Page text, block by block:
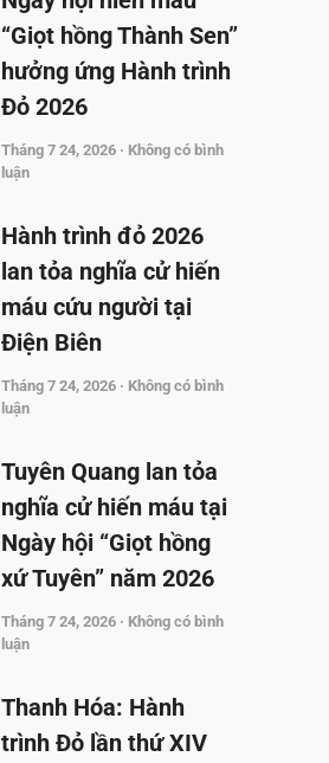
“Giọt hồng Thành Sen”
hưởng ứng Hành trình
Đỏ 2026
Tháng 7 24, 2026
Không có bình
luận
Hành trình đỏ 2026
lan tỏa nghĩa cử hiến
máu cứu người tại
Điện Biên
Tháng 7 24, 2026
Không có bình
luận
Tuyên Quang lan tỏa
nghĩa cử hiến máu tại
Ngày hội “Giọt hồng
xứ Tuyên” năm 2026
Tháng 7 24, 2026
Không có bình
luận
Thanh Hóa: Hành
trình Đỏ lần thứ XIV